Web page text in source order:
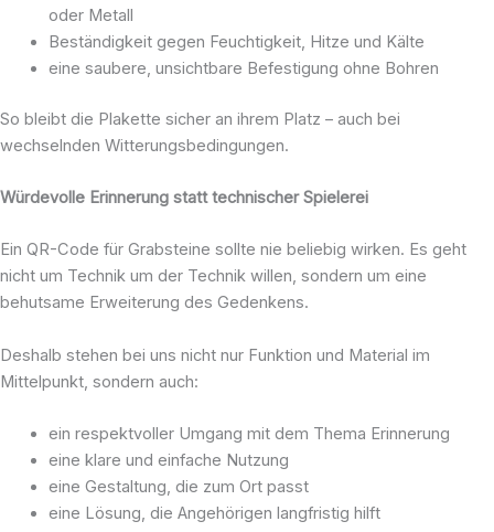
oder Metall
Beständigkeit gegen Feuchtigkeit, Hitze und Kälte
eine saubere, unsichtbare Befestigung ohne Bohren
So bleibt die Plakette sicher an ihrem Platz – auch bei
wechselnden Witterungsbedingungen.
Würdevolle Erinnerung statt technischer Spielerei
Ein QR-Code für Grabsteine sollte nie beliebig wirken. Es geht
nicht um Technik um der Technik willen, sondern um eine
behutsame Erweiterung des Gedenkens.
Deshalb stehen bei uns nicht nur Funktion und Material im
Mittelpunkt, sondern auch:
ein respektvoller Umgang mit dem Thema Erinnerung
eine klare und einfache Nutzung
eine Gestaltung, die zum Ort passt
eine Lösung, die Angehörigen langfristig hilft